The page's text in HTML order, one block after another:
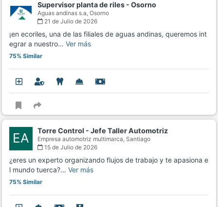
Supervisor planta de riles - Osorno
Aguas andinas s.a, Osorno
21 de Julio de 2026
¡en ecoriles, una de las filiales de aguas andinas, queremos int
egrar a nuestro… Ver más
75% Similar
EA Torre Control - Jefe Taller Automotriz
Empresa automotriz multimarca, Santiago
15 de Julio de 2026
¿eres un experto organizando flujos de trabajo y te apasiona e
l mundo tuerca?… Ver más
75% Similar